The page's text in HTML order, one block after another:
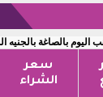
بالصاغة بالجنيه
سعر
الشراء